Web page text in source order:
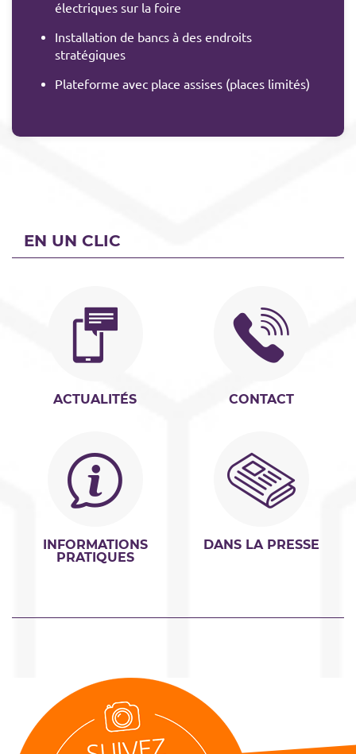
électriques sur la foire
Installation de bancs à des endroits
stratégiques
Plateforme avec place assises (places limités)
EN UN CLIC
ACTUALITÉS CONTACT
INFORMATIONS
PRATIQUES
DANS LA PRESSE